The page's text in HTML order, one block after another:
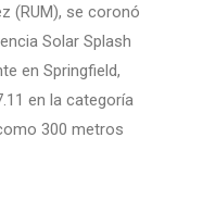
(RUM), se coronó
Solar Splash
en Springfield,
en la categoría
300 metros